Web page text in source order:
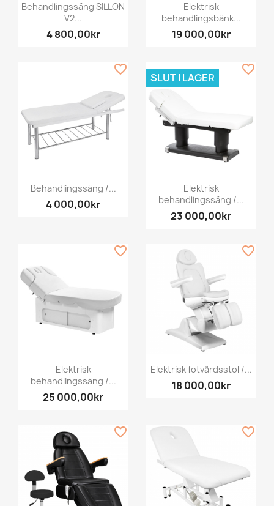
Behandlingssäng SILLON
V2...
4 800,00kr
Elektrisk
behandlingsbänk...
19 000,00kr
Behandlingssäng /...
4 000,00kr
favorite_border
Elektrisk
behandlingssäng /...
23 000,00kr
SLUT I LAGER
favorite_border
Elektrisk
behandlingssäng /...
25 000,00kr
favorite_border
Elektrisk fotvårdsstol /...
18 000,00kr
favorite_border
favorite_border favorite_border